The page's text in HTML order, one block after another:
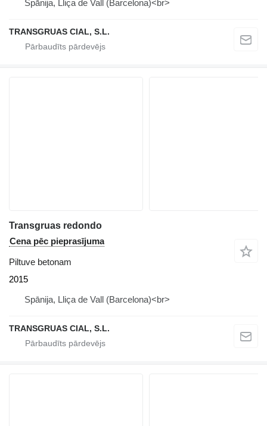
Spānija, Lliça de Vall (Barcelona)<br>
TRANSGRUAS CIAL, S.L.
Transgruas redondo
Cena pēc pieprasījuma
Piltuve betonam
2015
Spānija, Lliça de Vall (Barcelona)<br>
TRANSGRUAS CIAL, S.L.